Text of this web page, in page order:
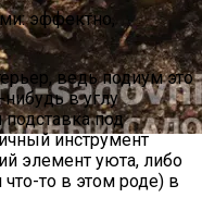
После Зимы –
ведь подиум это
нибудь в углу
под
инструмент
элемент уюта, либо
то в этом роде) в